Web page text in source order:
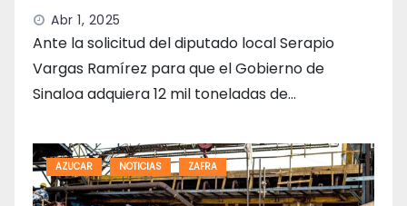
Abr 1, 2025
Ante la solicitud del diputado local Serapio
Vargas Ramírez para que el Gobierno de
Sinaloa adquiera 12 mil toneladas de…
AZUCAR NOTICIAS ZAFRA